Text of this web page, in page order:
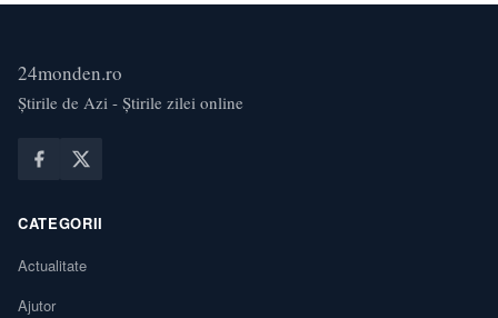
24monden.ro
Știrile de Azi - Știrile zilei online
CATEGORII
Actualitate
Ajutor